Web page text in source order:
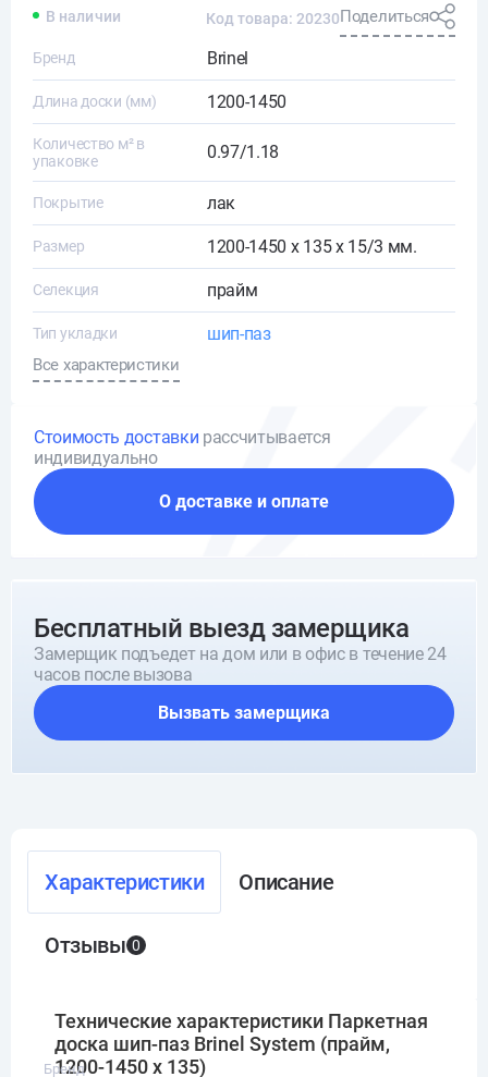
В наличии Код товара: 20230Поделиться
Бренд Brinel
Длина доски (мм) 1200-1450
Количество м² в
упаковке
0.97/1.18
Покрытие лак
Размер 1200-1450 х 135 х 15/3 мм.
Селекция прайм
Тип укладки шип-паз
Все характеристики
Стоимость доставки рассчитывается
индивидуально
О доставке и оплате
Бесплатный выезд замерщика
Замерщик подъедет на дом или в офис в течение 24
часов после вызова
Вызвать замерщика
Характеристики Описание
Отзывы 0
Технические характеристики Паркетная
доска шип-паз Brinel System (прайм,
1200-1450 х 135)
Бренд